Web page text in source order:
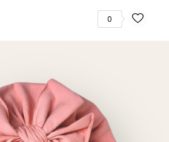
0